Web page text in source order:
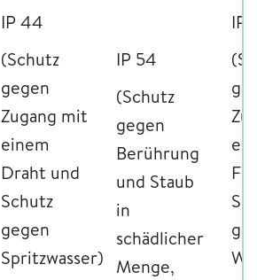
IP 44
(Schutz
gegen
Zugang mit
einem
Draht und
Schutz
gegen
Spritzwasser)
IP 54
(Schutz
gegen
Berührung
und Staub
in
schädlicher
Menge,
IP